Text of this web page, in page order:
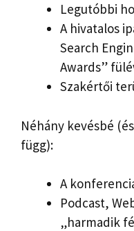
Legutóbbi
A hivatalos
Search
Awards”
Szakértői
Néhány kevésbé
függ):
A
Podcast,
„harmadik